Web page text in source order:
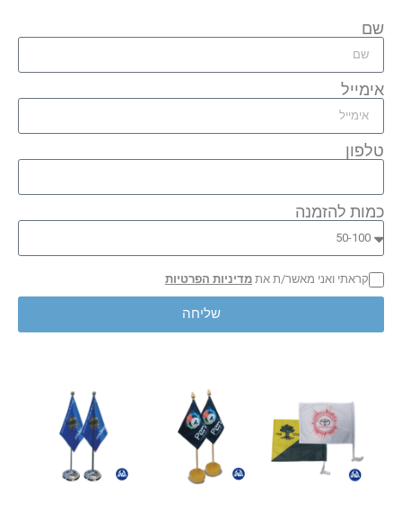
שם
אימייל
טלפון
כמות להזמנה
קראתי ואני מאשר/ת את מדיניות הפרטיות
שליחה